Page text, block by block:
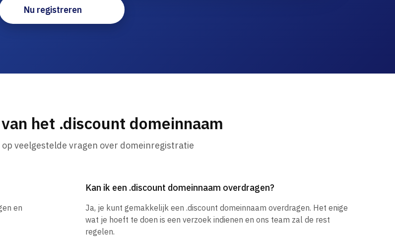
Nu registreren
het .discount domeinnaam
veelgestelde vragen over domeinregistratie
en
Kan ik een .discount domeinnaam overdragen?
Ja, je kunt gemakkelijk een .discount domeinnaam overdragen. Het enige
wat je hoeft te doen is een verzoek indienen en ons team zal de rest
regelen.